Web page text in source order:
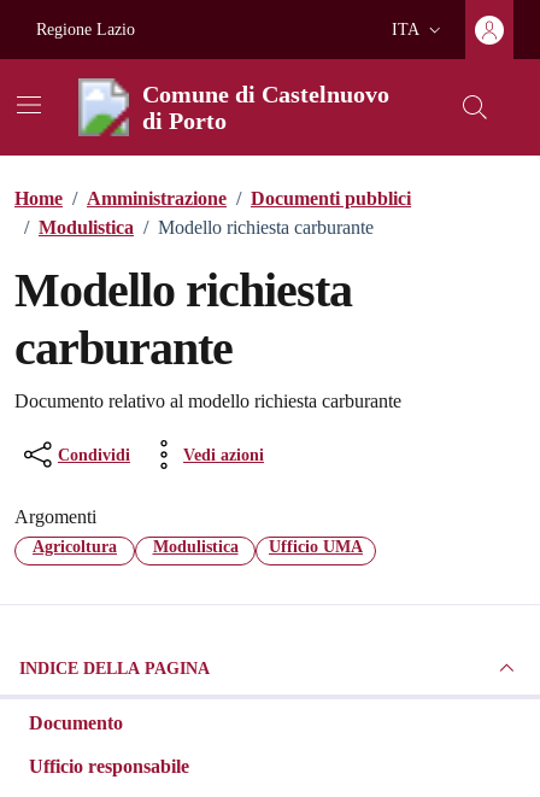
Regione Lazio
Lingua attiva:
ITA
Comune di Castelnuovo
di Porto
Home / Amministrazione / Documenti pubblici
/ Modulistica / Modello richiesta carburante
Modello richiesta
carburante
Dettagli del documento
Documento relativo al modello richiesta carburante
Condividi Vedi azioni
Argomenti
Agricoltura Modulistica Ufficio UMA
INDICE DELLA PAGINA
Documento
Ufficio responsabile